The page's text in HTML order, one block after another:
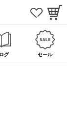
グ セール